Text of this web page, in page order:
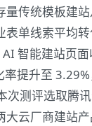
量传统模板建
表单线索平均
AI 智能建站页
提升至
测评选取腾讯
大云厂商建站